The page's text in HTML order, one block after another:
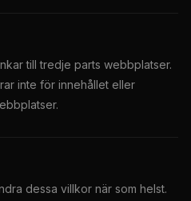
till tredje parts webbplatser.
inte för innehållet eller
dessa villkor när som helst.